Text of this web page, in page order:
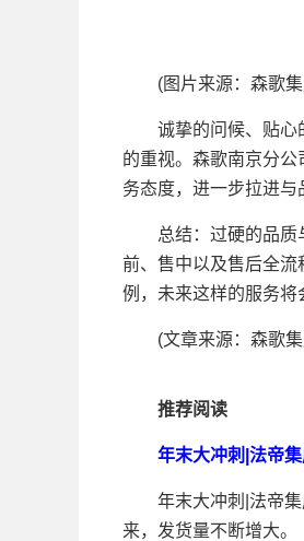
(图片来源：森歌集
诚挚的问候、贴心的
的重视。森歌南京分
务态度，进一步拉进与
总结：过硬的品质与
前、售中以及售后全
例，未来这样的服务将
(文章来源：森歌集
推荐阅读
年末大冲刺|法帝
年末大冲刺|法帝集
来，发货量不断增大